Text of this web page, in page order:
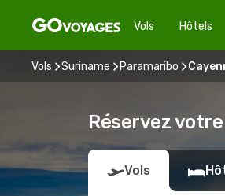
Vols Hôtels
Vols Suriname Paramaribo
Réservez
Vols